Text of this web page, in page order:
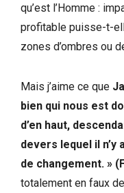
qu’est l’Homme :
profitable puisse-t-
zones d’ombres ou
Mais j’aime ce que
bien qui nous est
d’en haut,
devers lequel il n’y
de changement. »
totalement en faux